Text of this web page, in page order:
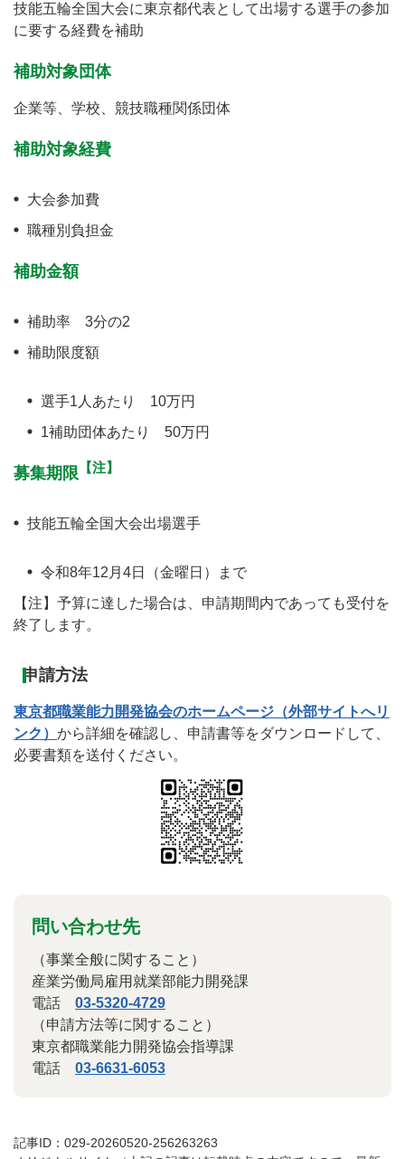
技能五輪全国大会に東京都代表として出場する選手の参加
に要する経費を補助
補助対象団体
企業等、学校、競技職種関係団体
補助対象経費
大会参加費
職種別負担金
補助金額
補助率 3分の2
補助限度額
選手1人あたり 10万円
1補助団体あたり 50万円
募集期限 【注】
技能五輪全国大会出場選手
令和8年12月4日（金曜日）まで
【注】予算に達した場合は、申請期間内であっても受付を
終了します。
申請方法
東京都職業能力開発協会のホームページ（外部サイトへリ
ンク） から詳細を確認し、申請書等をダウンロードして、
必要書類を送付ください。
問い合わせ先
（事業全般に関すること）
産業労働局雇用就業部能力開発課
電話 03-5320-4729
（申請方法等に関すること）
東京都職業能力開発協会指導課
電話 03-6631-6053
記事ID：029-20260520-256263263